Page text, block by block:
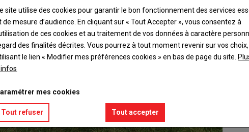
site utilise des cookies pour garantir le bon fonctionnement des services
de mesure d’audience. En cliquant sur « Tout Accepter », vous consentez à
de ces cookies et au traitement de vos données à caractère
des finalités décrites. Vous pourrez à tout moment revenir sur vos
le lien « Modifier mes préférences cookies » en bas de page du site.
mes cookies
Tout refuser Tout accepter